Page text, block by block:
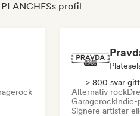
PLANCHESs profil
> 800 svar gitt
Alternativ rock
GaragerockIndie-
Signere artister